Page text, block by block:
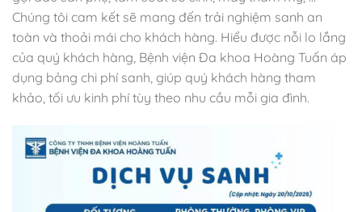
Chúng tôi cam kết sẽ mang đến trải nghiệm sanh an
toàn và thoải mái cho khách hàng. Hiểu được nỗi lo lắng
của quý khách hàng, Bệnh viện Đa khoa Hoàng Tuấn áp
dụng bảng chi phí sanh, giúp quý khách hàng tham
khảo, tối ưu kinh phí tùy theo nhu cầu mỗi gia đình.